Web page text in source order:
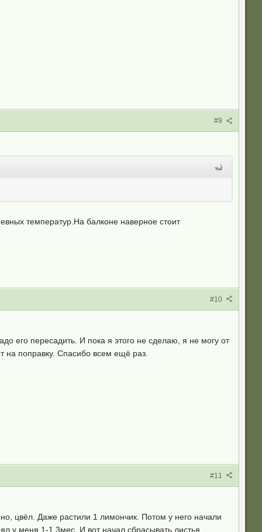
#9
температур.На балконе наверное стоит
#10
его пересадить. И пока я этого не сделаю, я не могу от
на поправку. Спасибо всем ещё раз.
#11
цвёл. Даже растили 1 лимончик. Потом у него начали
у меня 1-1,3мес. И вот начал сбрасывать листья.